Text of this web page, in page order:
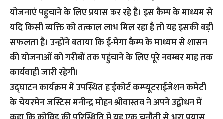
योजनाएं पहुचाने के लिए प्रयास कर रहे है। इस कैम्प के माध्यम से
यदि किसी व्यक्ति को तत्काल लाभ मिल रहा है तो यह इसकी बड़ी
सफलता है। उन्होंने बताया कि ई-मेगा कैम्प के माध्यम से शासन
की योजनाओं को गरीबों तक पहुंचाने के लिए पूरे नवम्बर माह तक
कार्यवाही जारी रहेगी।
उद्घाटन कार्यक्रम में उपस्थित हाईकोर्ट कम्प्यूटराईजेशन कमेटी
के चेयरमेन जस्टिस मनीन्द्र मोहन श्रीवास्तव ने अपने उद्बोधन में